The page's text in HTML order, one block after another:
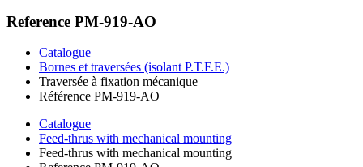
Reference PM-919-AO
Catalogue
Bornes et traversées (isolant P.T.F.E.)
Traversée à fixation mécanique
Référence PM-919-AO
Catalogue
Feed-thrus with mechanical mounting
Feed-thrus with mechanical mounting